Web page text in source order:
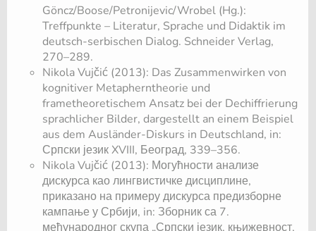
Göncz/Boose/Petronijevic/Wrobel (Hg.):
Treffpunkte – Literatur, Sprache und Didaktik im
deutsch-serbischen Dialog. Schneider Verlag,
270–289.
Nikola Vujčić (2013): Das Zusammenwirken von
kognitiver Metapherntheorie und
frametheoretischem Ansatz bei der Dechiffrierung
sprachlicher Bilder, dargestellt an einem Beispiel
aus dem Ausländer-Diskurs in Deutschland, in:
Српски језик XVIII, Београд, 339–356.
Nikola Vujčić (2013): Могућности анализе
дискурса као лингвистичке дисциплине,
приказано на примеру дискурса предизборне
кампање у Србији, in: Зборник са 7.
међународног скупа „Српски језик, књижевност,